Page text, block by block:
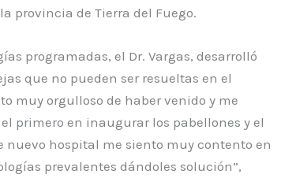
provincia de Tierra del Fuego.
programadas, el Dr. Vargas, desarrolló
que no pueden ser resueltas en el
muy orgulloso de haber venido y me
primero en inaugurar los pabellones y el
nuevo hospital me siento muy contento en
prevalentes dándoles solución”,